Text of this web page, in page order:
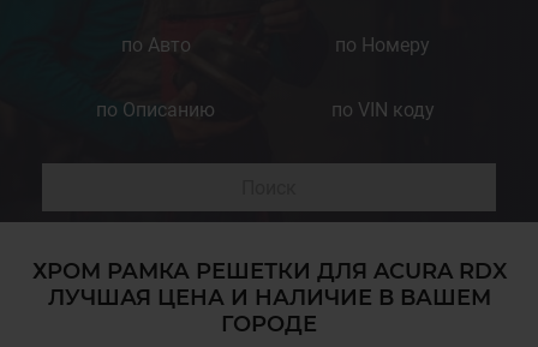
по Авто по Номеру
по Описанию по VIN коду
ХРОМ РАМКА РЕШЕТКИ ДЛЯ ACURA RDX
ЛУЧШАЯ ЦЕНА И НАЛИЧИЕ В ВАШЕМ
ГОРОДЕ